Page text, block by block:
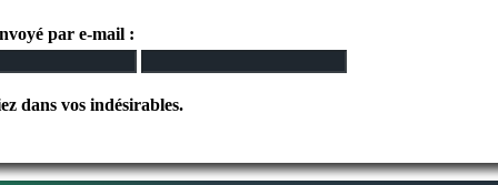
par e-mail :
dans vos indésirables.